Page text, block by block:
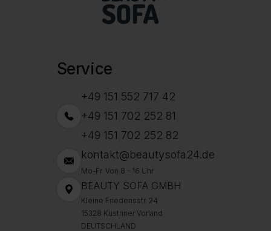
Service
+49 151 552 717 42
+49 151 702 252 81
+49 151 702 252 82
kontakt@beautysofa24.de
Mo-Fr. Von 8 - 16 Uhr
BEAUTY SOFA GMBH
Kleine Friedensstr. 24
15328 Küstriner Vorland
DEUTSCHLAND